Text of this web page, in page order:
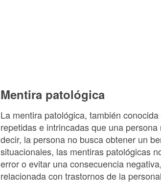
Mentira patológica
La mentira patológica, también
repetidas e intrincadas que una
decir, la persona no busca obtener un
situacionales, las mentiras patológicas
error o evitar una consecuencia
relacionada con trastornos de la